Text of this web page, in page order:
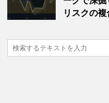
リスクの複